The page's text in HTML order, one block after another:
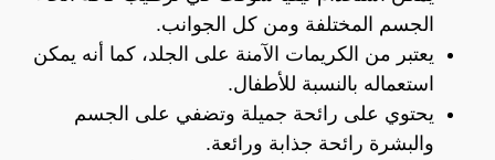
الجسم المختلفة ومن كل الجوانب.
يعتبر من الكريمات الآمنة على الجلد، كما أنه يمكن
استعماله بالنسبة للأطفال.
يحتوي على رائحة جميلة وتضفي على الجسم
والبشرة رائحة جذابة ورائعة.